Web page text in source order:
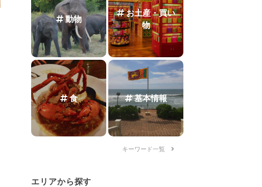
動物
お土産・買い
物
食 基本情報
キーワード一覧
エリアから探す